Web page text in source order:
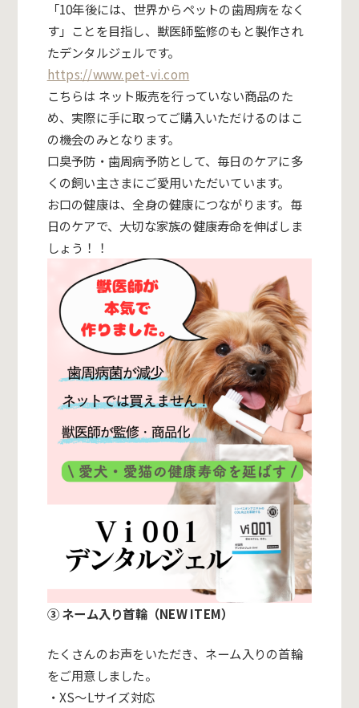
「10年後には、世界からペットの歯周病をなく
す」 ことを目指し、獣医師監修のもと製作され
たデンタルジェルです。
https://www.pet-vi.com
こちらは ネット販売を行っていない商品のた
め、 実際に手に取ってご購入いただけるのはこ
の機会のみとなります。
口臭予防・歯周病予防として、 毎日のケアに多
くの飼い主さまにご愛用いただいています。
お口の健康は、全身の健康につながります。毎
日のケアで、 大切な家族の健康寿命を伸ばしま
しょう！！
③ ネーム入り首輪（NEW ITEM）
たくさんのお声をいただき、 ネーム入りの首輪
をご用意しました。
・XS〜Lサイズ対応